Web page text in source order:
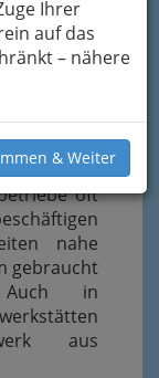
Ihrer
auf das
– nähere
& Weiter
sie die
sie den
mit
einem
Autos und
oft
nahe
gebraucht
in
aus